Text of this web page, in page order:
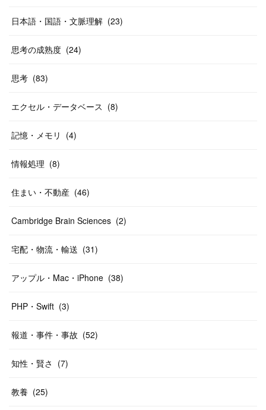
日本語・国語・文脈理解 (23)
思考の成熟度 (24)
思考 (83)
エクセル・データベース (8)
記憶・メモリ (4)
情報処理 (8)
住まい・不動産 (46)
Cambridge Brain Sciences (2)
宅配・物流・輸送 (31)
アップル・Mac・iPhone (38)
PHP・Swift (3)
報道・事件・事故 (52)
知性・賢さ (7)
教養 (25)